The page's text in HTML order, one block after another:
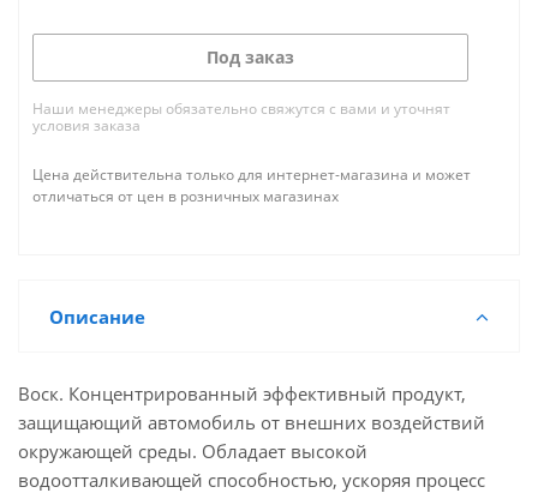
Под заказ
Наши менеджеры обязательно свяжутся с вами и уточнят
условия заказа
Цена действительна только для интернет-магазина и может
отличаться от цен в розничных магазинах
Описание
Воск. Концентрированный эффективный продукт,
защищающий автомобиль от внешних воздействий
окружающей среды. Обладает высокой
водоотталкивающей способностью, ускоряя процесс